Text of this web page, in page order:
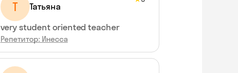
Т Татьяна
very student oriented teacher
Репетитор: Инесса